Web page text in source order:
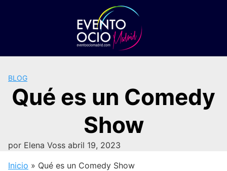
BLOG
Qué es un Comedy
Show
por Elena Voss abril 19, 2023
Inicio » Qué es un Comedy Show